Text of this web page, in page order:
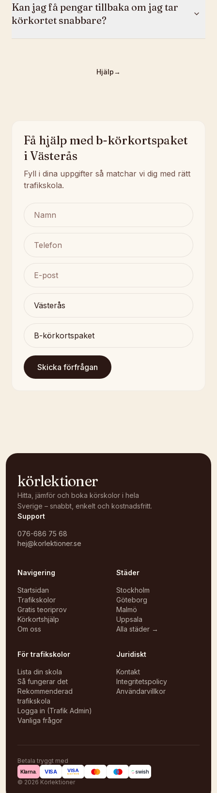
Kan jag få pengar tillbaka om jag tar
körkortet snabbare?
Hjälp→
Få hjälp med b-körkortspaket
i Västerås
Fyll i dina uppgifter så matchar vi dig med rätt
trafikskola.
Skicka förfrågan
körlektioner
Hitta, jämför och boka körskolor i hela
Sverige – snabbt, enkelt och kostnadsfritt.
Support
076-686 75 68
hej@korlektioner.se
Navigering
Startsidan
Trafikskolor
Gratis teoriprov
Körkortshjälp
Om oss
Städer
Stockholm
Göteborg
Malmö
Uppsala
Alla städer →
För trafikskolor
Lista din skola
Så fungerar det
Rekommenderad
trafikskola
Logga in (Trafik Admin)
Vanliga frågor
Juridiskt
Kontakt
Integritetspolicy
Användarvillkor
© 2026 Körlektioner
Betala tryggt med
Klarna. VISA VISA
ELECTRON swish